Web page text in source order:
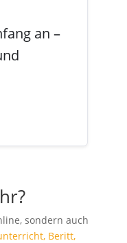
an –
sondern auch
Beritt,